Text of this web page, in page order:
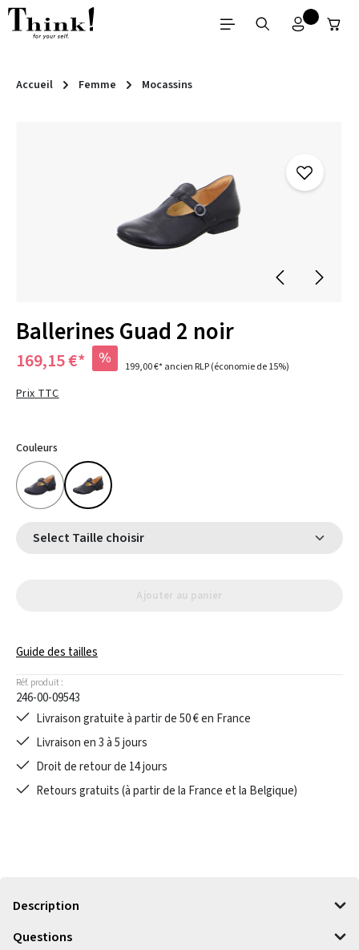
Passer au contenu principal
Accueil Femme Mocassins
Ballerines Guad 2 noir
169,15 €* % 199,00 €*ancien RLP(économie de 15%)
Prix TTC
Couleurs
Select Taille choisir
Ajouter au panier
Guide des tailles
Réf. produit :
246-00-09543
Livraison gratuite à partir de 50 € en France
Livraison en 3 à 5 jours
Droit de retour de 14 jours
Retours gratuits (à partir de la France et la Belgique)
Description
Questions